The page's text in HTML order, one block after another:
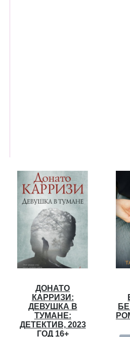
ДОНАТО
КАРРИЗИ:
ДЕВУШКА В
ТУМАНЕ:
ДЕТЕКТИВ, 2023
ГОД 16+